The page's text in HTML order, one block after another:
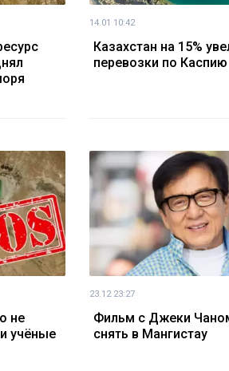
14.01 10:42
Казахстан на 15%
перевозки по Каспию
не
учёные
23.12 23:27
Фильм с Джеки
снять в Мангистау